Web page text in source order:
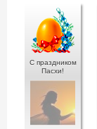
С праздником
Пасхи!